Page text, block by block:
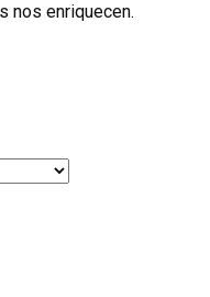
nos enriquecen.